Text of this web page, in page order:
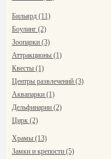
Бильярд (11)
Боулинг (2)
Зоопарки (3)
Аттракционы (1)
Квесты (1)
Центры развлечений (3)
Аквапарки (1)
Дельфинарии (2)
Цирк (2)
Храмы (13)
Замки и крепости (5)